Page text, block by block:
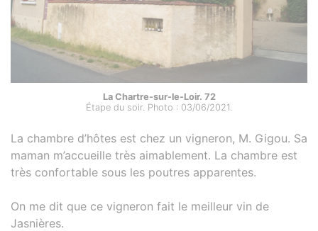
La Chartre-sur-le-Loir. 72
Étape du soir. Photo : 03/06/2021.
La chambre d’hôtes est chez un vigneron, M. Gigou. Sa
maman m’accueille très aimablement. La chambre est
très confortable sous les poutres apparentes.
On me dit que ce vigneron fait le meilleur vin de
Jasnières.